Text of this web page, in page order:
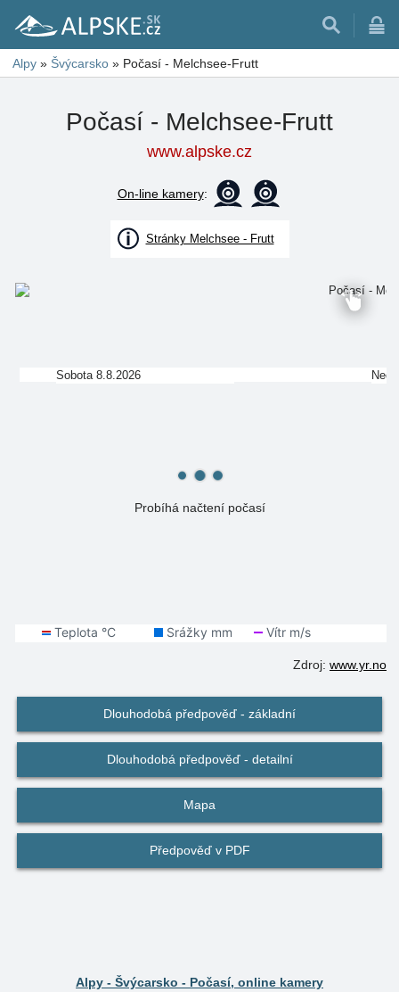
Alpy » Švýcarsko » Počasí - Melchsee-Frutt
Počasí - Melchsee-Frutt
www.alpske.cz
On-line kamery:
Stránky Melchsee - Frutt
Probíhá načtení počasí
Sobota 8.8.2026
Zdroj: www.yr.no
Dlouhodobá předpověď - základní
Dlouhodobá předpověď - detailní
Mapa
Předpověď v PDF
Alpy - Švýcarsko - Počasí, online kamery